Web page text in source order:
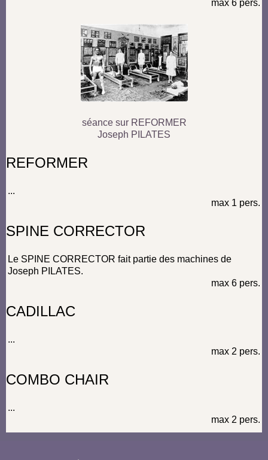
max 6 pers.
séance sur REFORMER
Joseph PILATES
REFORMER
...
max 1 pers.
SPINE CORRECTOR
Le SPINE CORRECTOR fait partie des machines de
Joseph PILATES.
max 6 pers.
CADILLAC
...
max 2 pers.
COMBO CHAIR
...
max 2 pers.